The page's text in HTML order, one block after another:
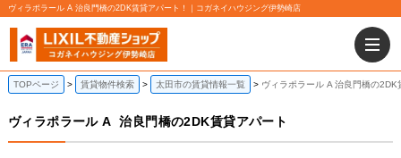
ヴィラポラール A 治良門橋の2DK賃貸アパート！｜コガネイハウジング伊勢崎店
TOPページ 賃貸物件検索 太田市の賃貸情報一覧 ヴィラポラール A 治良門橋の2DK
ヴィラポラール A 治良門橋の2DK賃貸アパート